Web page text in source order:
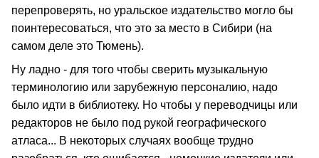
перепроверять, но уральское издательство могло бы
поинтересоваться, что это за место в Сибири (на
самом деле это Тюмень).
Ну ладно - для того чтобы сверить музыкальную
терминологию или зарубежную персоналию, надо
было идти в библиотеку. Но чтобы у переводчицы или
редакторов не было под рукой географического
атласа... В некоторых случаях вообще трудно